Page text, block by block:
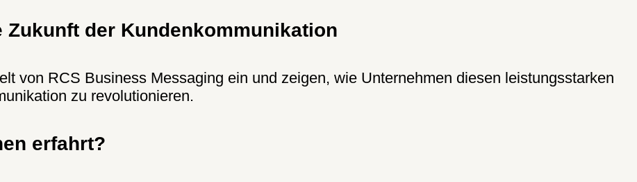
Zukunft der Kundenkommunikation
von RCS Business Messaging ein und zeigen, wie Unternehmen diesen leistungsstarken
zu revolutionieren.
erfahrt?